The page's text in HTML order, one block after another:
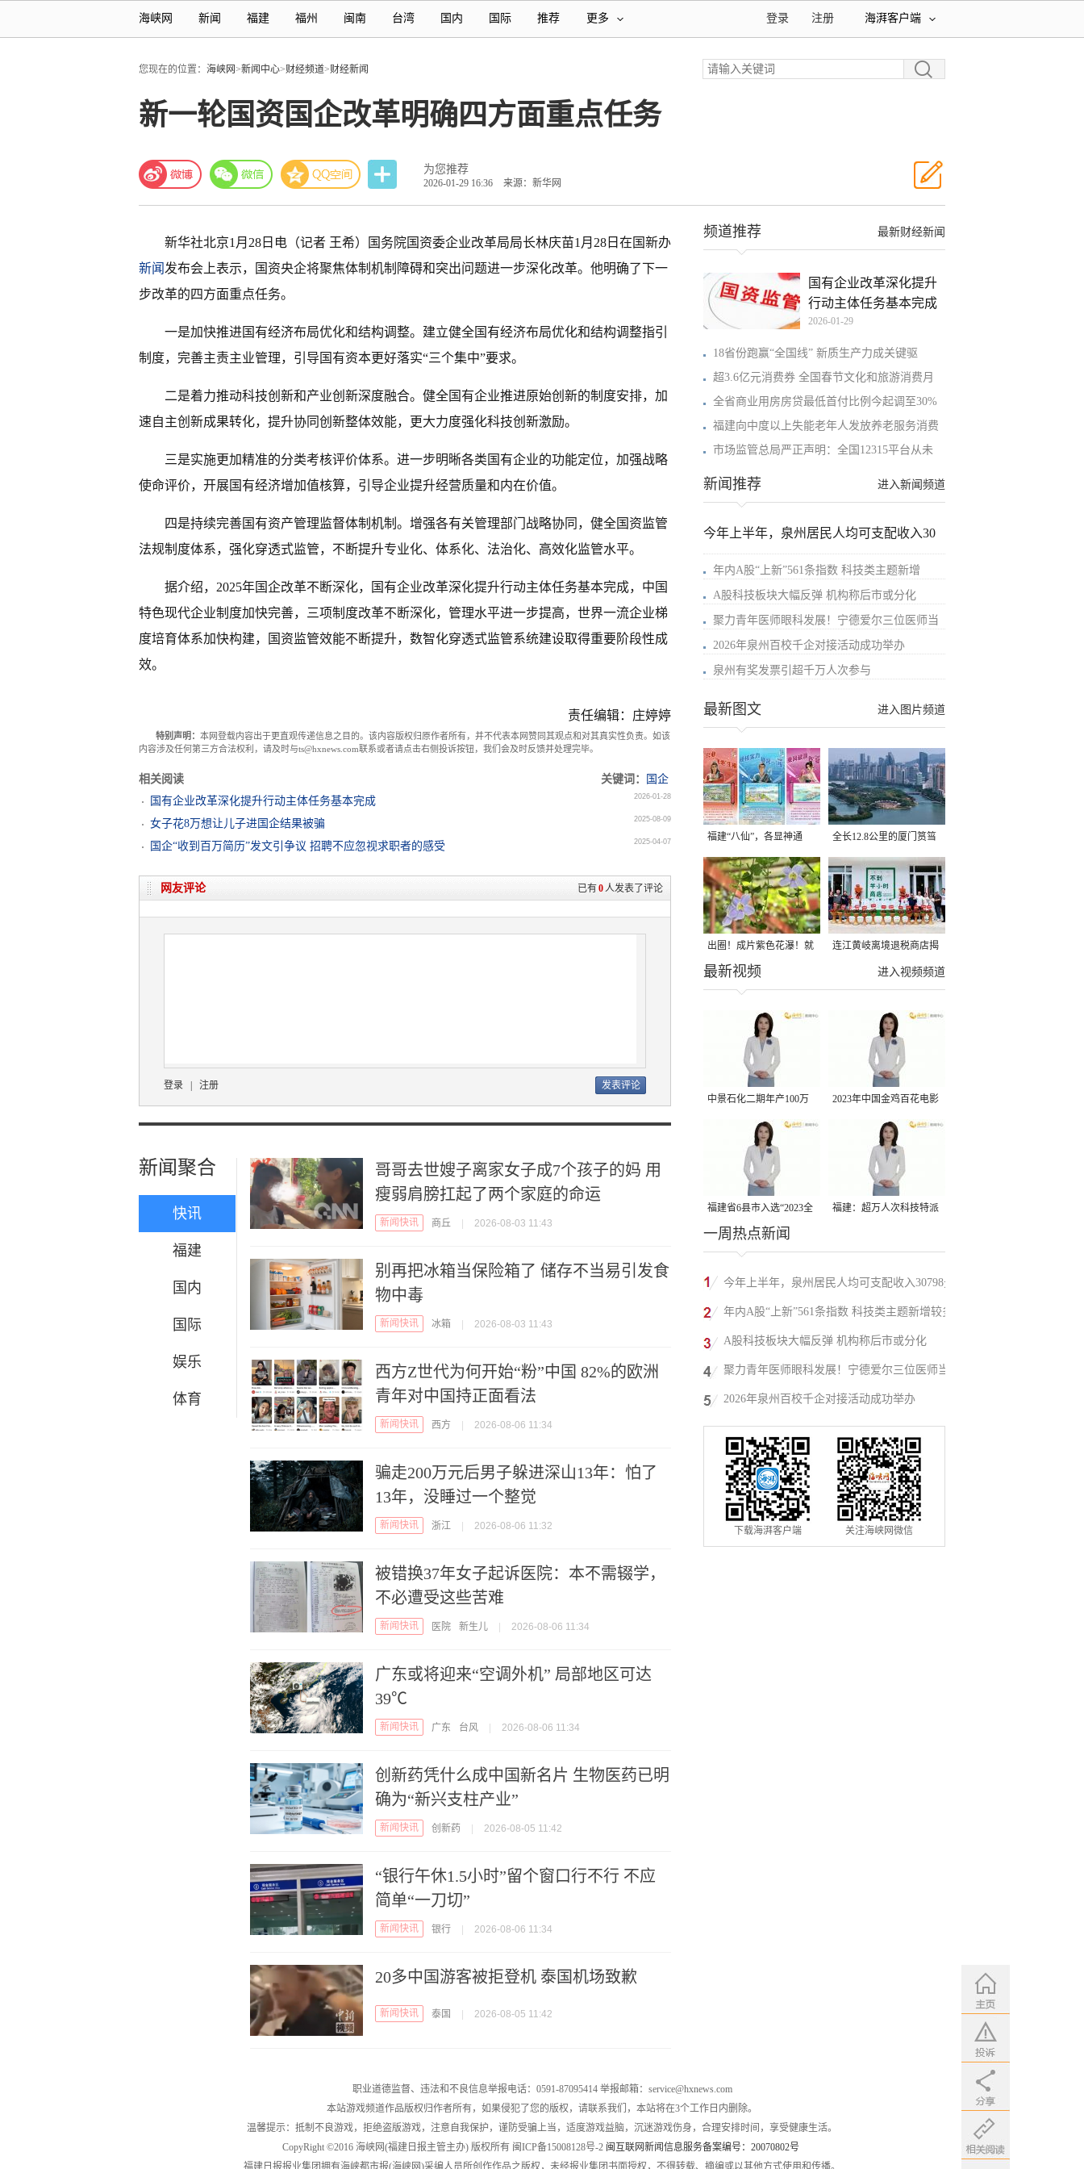
海峡网 新闻 福建 福州 闽南 台湾 国内 国际 推荐 更多 海湃客户端
注册
登录
您现在的位置： 海峡网>新闻中心>财经频道>财经新闻
新一轮国资国企改革明确四方面重点任务
为您推荐
2026-01-29 16:36 来源：新华网
新华社北京1月28日电（记者 王希）国务院国资委企业改革局局长林庆苗1月28日在国新办
新闻 发布会上表示，国资央企将聚焦体制机制障碍和突出问题进一步深化改革。他明确了下一
步改革的四方面重点任务。
一是加快推进国有经济布局优化和结构调整。建立健全国有经济布局优化和结构调整指引
制度，完善主责主业管理，引导国有资本更好落实“三个集中”要求。
二是着力推动科技创新和产业创新深度融合。健全国有企业推进原始创新的制度安排，加
速自主创新成果转化，提升协同创新整体效能，更大力度强化科技创新激励。
三是实施更加精准的分类考核评价体系。进一步明晰各类国有企业的功能定位，加强战略
使命评价，开展国有经济增加值核算，引导企业提升经营质量和内在价值。
四是持续完善国有资产管理监督体制机制。增强各有关管理部门战略协同，健全国资监管
法规制度体系，强化穿透式监管，不断提升专业化、体系化、法治化、高效化监管水平。
据介绍，2025年国企改革不断深化，国有企业改革深化提升行动主体任务基本完成，中国
特色现代企业制度加快完善，三项制度改革不断深化，管理水平进一步提高，世界一流企业梯
度培育体系加快构建，国资监管效能不断提升，数智化穿透式监管系统建设取得重要阶段性成
效。
责任编辑：庄婷婷
特别声明： 本网登载内容出于更直观传递信息之目的。该内容版权归原作者所有，并不代表本网赞同其观点和对其真实性负责。如该
内容涉及任何第三方合法权利，请及时与ts@hxnews.com联系或者请点击右侧投诉按钮，我们会及时反馈并处理完毕。
相关阅读 关键词：
国企
国有企业改革深化提升行动主体任务基本完成
2026-01-28
女子花8万想让儿子进国企结果被骗 2025-08-09
国企“收到百万简历”发文引争议 招聘不应忽视求职者的感受 2025-04-07
已有0人发表了评论
网友评论
登录 注册
新闻聚合
快讯
福建
国内
国际
娱乐
体育
哥哥去世嫂子离家女子成7个孩子的妈 用
瘦弱肩膀扛起了两个家庭的命运
新闻快讯 商丘 2026-08-03 11:43
别再把冰箱当保险箱了 储存不当易引发食
物中毒
新闻快讯 冰箱 2026-08-03 11:43
西方Z世代为何开始“粉”中国 82%的欧洲
青年对中国持正面看法
新闻快讯 西方 2026-08-06 11:34
骗走200万元后男子躲进深山13年：怕了
13年，没睡过一个整觉
新闻快讯 浙江 2026-08-06 11:32
被错换37年女子起诉医院：本不需辍学，
不必遭受这些苦难
新闻快讯 医院 新生儿 2026-08-06 11:34
广东或将迎来“空调外机” 局部地区可达
39℃
新闻快讯 广东 台风 2026-08-06 11:34
创新药凭什么成中国新名片 生物医药已明
确为“新兴支柱产业”
新闻快讯 创新药 2026-08-05 11:42
“银行午休1.5小时”留个窗口行不行 不应
简单“一刀切”
新闻快讯 银行 2026-08-06 11:34
20多中国游客被拒登机 泰国机场致歉
新闻快讯 泰国 2026-08-05 11:42
最新财经新闻
频道推荐
国有企业改革深化提升
行动主体任务基本完成
2026-01-29
18省份跑赢“全国线” 新质生产力成关键驱
超3.6亿元消费券 全国春节文化和旅游消费月
全省商业用房房贷最低首付比例今起调至30%
福建向中度以上失能老年人发放养老服务消费
市场监管总局严正声明：全国12315平台从未
进入新闻频道
新闻推荐
今年上半年，泉州居民人均可支配收入30
年内A股“上新”561条指数 科技类主题新增
A股科技板块大幅反弹 机构称后市或分化
聚力青年医师眼科发展！宁德爱尔三位医师当
2026年泉州百校千企对接活动成功举办
泉州有奖发票引超千万人次参与
进入图片频道
最新图文
福建“八仙”，各显神通 全长12.8公里的厦门筼筜
湖健身步道全线贯通
出圈！成片紫色花瀑！就
在光明港公园
连江黄岐离境退税商店揭
进入视频频道
最新视频
中景石化二期年产100万
吨丙烷脱氢项目建成中交
2023年中国金鸡百花电影
节有福电影巡展31日启动
福建省6县市入选“2023全
国县域发展潜力百强县”
福建：超万人次科技特派
一周热点新闻
今年上半年，泉州居民人均可支配收入30798元
年内A股“上新”561条指数 科技类主题新增较多
A股科技板块大幅反弹 机构称后市或分化
聚力青年医师眼科发展！宁德爱尔三位医师当
选市眼科青年学组成员
2026年泉州百校千企对接活动成功举办
下载海湃客户端 关注海峡网微信
职业道德监督、违法和不良信息举报电话：0591-87095414 举报邮箱：service@hxnews.com
本站游戏频道作品版权归作者所有，如果侵犯了您的版权，请联系我们，本站将在3个工作日内删除。
温馨提示：抵制不良游戏，拒绝盗版游戏，注意自我保护，谨防受骗上当，适度游戏益脑，沉迷游戏伤身，合理安排时间，享受健康生活。
CopyRight ©2016 海峡网(福建日报主管主办) 版权所有 闽ICP备15008128号-2 闽互联网新闻信息服务备案编号：20070802号
福建日报报业集团拥有海峡都市报(海峡网)采编人员所创作作品之版权，未经报业集团书面授权，不得转载、摘编或以其他方式使用和传播。